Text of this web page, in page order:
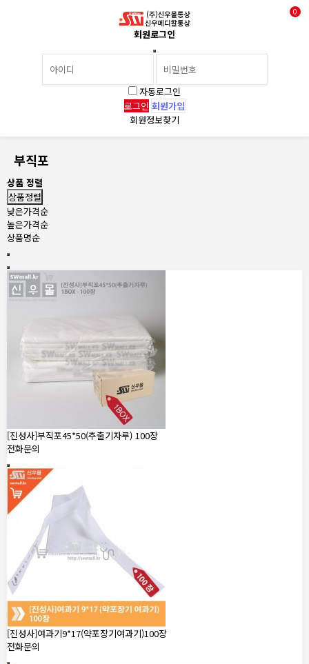
0
회원로그인
자동로그인
회원가입
회원정보찾기
부직포
상품 정렬
상품정렬
낮은가격순
높은가격순
상품명순
[진성사]부직포45*50(추출기자루) 100장
전화문의
[진성사]여과기9*17(약포장기여과기)100장
전화문의